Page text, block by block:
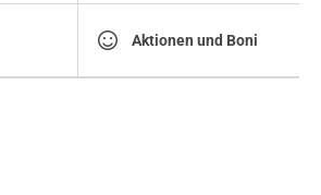
Aktionen und Boni